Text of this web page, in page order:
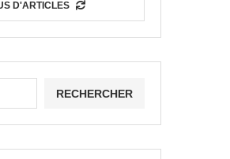
D'ARTICLES
RECHERCHER